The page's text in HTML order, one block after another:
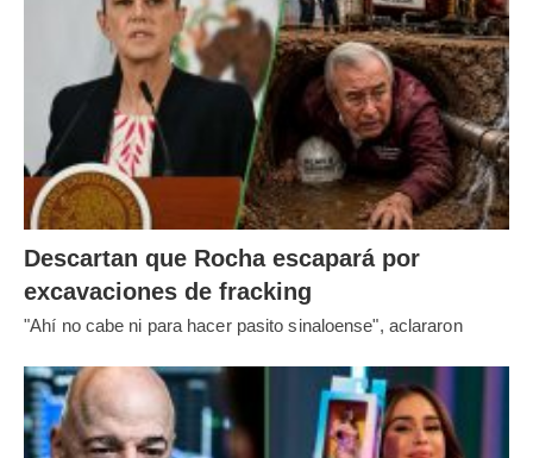
Descartan que Rocha escapará por
excavaciones de fracking
"Ahí no cabe ni para hacer pasito sinaloense", aclararon